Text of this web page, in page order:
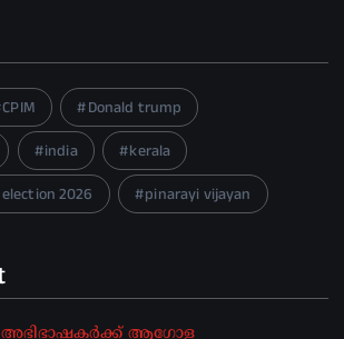
CPIM
Donald trump
india
kerala
2026
pinarayi vijayan
ആഗോള